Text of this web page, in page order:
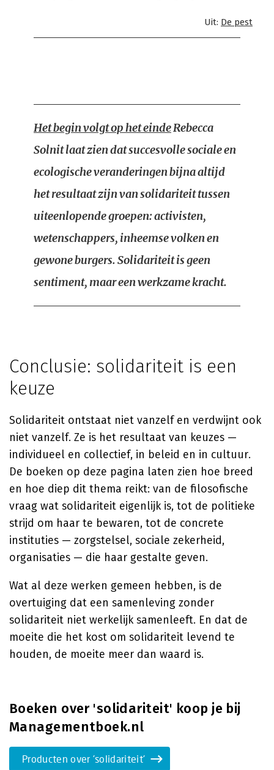
Uit: De pest
Het begin volgt op het eindeRebecca
Solnit laat zien dat succesvolle sociale en
ecologische veranderingen bijna altijd
het resultaat zijn van solidariteit tussen
uiteenlopende groepen: activisten,
wetenschappers, inheemse volken en
gewone burgers. Solidariteit is geen
sentiment, maar een werkzame kracht.
Conclusie: solidariteit is een
keuze
Solidariteit ontstaat niet vanzelf en verdwijnt ook
niet vanzelf. Ze is het resultaat van keuzes —
individueel en collectief, in beleid en in cultuur.
De boeken op deze pagina laten zien hoe breed
en hoe diep dit thema reikt: van de filosofische
vraag wat solidariteit eigenlijk is, tot de politieke
strijd om haar te bewaren, tot de concrete
instituties — zorgstelsel, sociale zekerheid,
organisaties — die haar gestalte geven.
Wat al deze werken gemeen hebben, is de
overtuiging dat een samenleving zonder
solidariteit niet werkelijk samenleeft. En dat de
moeite die het kost om solidariteit levend te
houden, de moeite meer dan waard is.
Boeken over 'solidariteit' koop je bij
Managementboek.nl
Producten over 'solidariteit'